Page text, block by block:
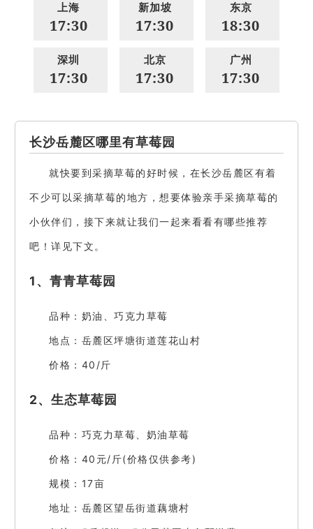
上海
17:30
新加坡
17:30
东京
18:30
深圳
17:30
北京
17:30
广州
17:30
长沙岳麓区哪里有草莓园
就快要到采摘草莓的好时候，在长沙岳麓区有着
不少可以采摘草莓的地方，想要体验亲手采摘草莓的
小伙伴们，接下来就让我们一起来看看有哪些推荐
吧！详见下文。
1、青青草莓园
品种：奶油、巧克力草莓
地点：岳麓区坪塘街道莲花山村
价格：40/斤
2、生态草莓园
品种：巧克力草莓、奶油草莓
价格：40元/斤(价格仅供参考)
规模：17亩
地址：岳麓区望岳街道藕塘村